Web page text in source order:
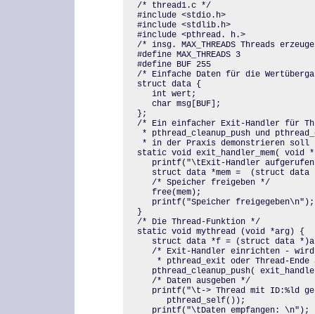
/* thread1.c */
#include <stdio.h>
#include <stdlib.h>
#include <pthread. h.>
/* insg. MAX_THREADS Threads
#define MAX_THREADS 3
#define BUF 255
/* Einfache Daten für die
struct data {
int wert;
char msg[BUF];
};
/* Ein einfacher Exit-Handler für
* pthread_cleanup_push und
* in der Praxis demonstrieren soll
static void exit_handler_mem( void
printf("\tExit-Handler
struct data *mem =  (struct data
/* Speicher freigeben */
free(mem);
printf("Speicher freigegeben\n");
}
/* Die Thread-Funktion */
static void mythread (void *arg) {
struct data *f = (struct data
/* Exit-Handler einrichten - wird
* pthread_exit oder Thread-Ende
pthread_cleanup_push(
/* Daten ausgeben */
printf("\t-> Thread mit ID:%ld
pthread_self());
printf("\tDaten empfangen: \n");